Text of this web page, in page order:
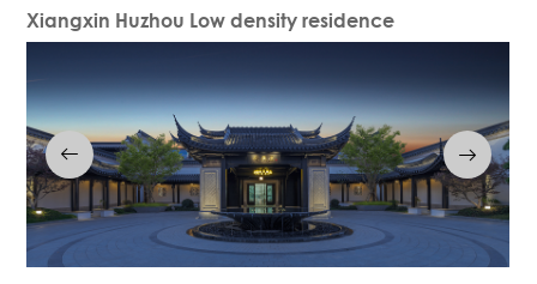
Xiangxin Huzhou Low density residence